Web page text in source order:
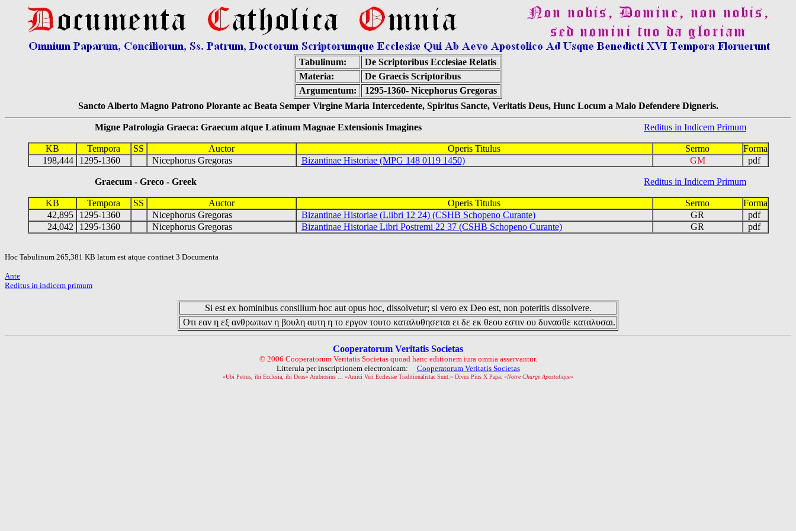
Tabulinum:
De Scriptoribus Ecclesiae Relatis
Materia:
De Graecis Scriptoribus
Argumentum:
1295-1360- Nicephorus Gregoras
Sancto Alberto Magno Patrono Plorante ac Beata Semper Virgine Maria Intercedente, Spiritus Sancte, Veritatis Deus, Hunc Locum a Malo Defendere Digneris.
Migne Patrologia Graeca: Graecum atque Latinum Magnae Extensionis Imagines Reditus in Indicem Primum
KB Tempora SS Auctor Operis Titulus Sermo
Forma
198,444
1295-1360 Nicephorus Gregoras Bizantinae Historiae (MPG 148 0119 1450) GM pdf
Graecum - Greco - Greek Reditus in Indicem Primum
KB Tempora SS Auctor Operis Titulus Sermo
Forma
42,895
1295-1360 Nicephorus Gregoras Bizantinae Historiae (Liibri 12 24) (CSHB Schopeno Curante) GR
pdf
24,042
1295-1360 Nicephorus Gregoras Bizantinae Historiae Libri Postremi 22 37 (CSHB Schopeno Curante) GR pdf
Hoc Tabulinum 265,381 KB latum est atque continet 3 Documenta
Ante
Reditus in indicem primum
Si est ex hominibus consilium hoc aut opus hoc, dissolvetur; si vero ex Deo est, non poteritis dissolvere.
Οτι εαν η εξ ανθρωπων η βουλη αυτη η το εργον τουτο καταλυθησεται ει δε εκ θεου εστιν ου δυνασθε καταλυσαι.
Cooperatorum Veritatis Societas
© 2006 Cooperatorum Veritatis Societas quoad hanc editionem iura omnia asservantur.
Litterula per inscriptionem electronicam: Cooperatorum Veritatis Societas
«Ubi Petrus, ibi Ecclesia, ibi Deus» Ambrosius ... «Amici Veri Ecclesiae Traditionalistae Sunt.» Divus Pius X Papa: «Notre Charge Apostolique»